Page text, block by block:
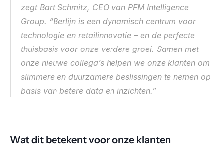
zegt Bart Schmitz, CEO van PFM Intelligence
Group. “Berlijn is een dynamisch centrum voor
technologie en retailinnovatie – en de perfecte
thuisbasis voor onze verdere groei. Samen met
onze nieuwe collega’s helpen we onze klanten om
slimmere en duurzamere beslissingen te nemen op
basis van betere data en inzichten.”
Wat dit betekent voor onze klanten